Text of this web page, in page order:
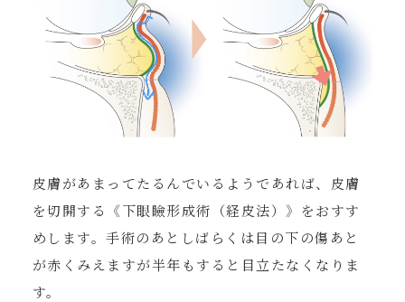
皮膚があまってたるんでいるようであれば、皮膚
を切開する《下眼瞼形成術（経皮法）》をおすす
めします。手術のあとしばらくは目の下の傷あと
が赤くみえますが半年もすると目立たなくなりま
す。